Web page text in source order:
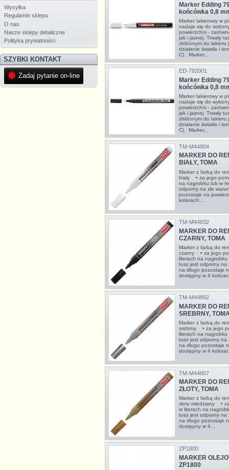
Wysyłka
Regulamin sklepu
O nas
Nasze sklepy detaliczne
Polityka prywatności
SZYBKI KONTAKT
Zadaj pytanie on-line
Marker Edding
końcówka 0,8
Marker lakierowy w
nadaje się do
powierzchni -
jak i jasnej. Trwały
zbliżonym do lakieru
działanie światła i
C). Marker...
ED-792001
Marker Edding
końcówka 0,8
Marker lakierowy w
nadaje się do
powierzchni -
jak i jasnej. Trwały
zbliżonym do lakieru
działanie światła i
C). Marker...
TM-M44804
MARKER DO
BIAŁY, TOMA
Marker z farbą do
biały • za jego
na nagrobku lub w
odporny na złe
pozostaje na
kolorach:...
TM-M44832
MARKER DO
CZARNY, TOMA
Marker z farbą do
czarny • za jego
literach na
tusz jest odporny na
na długo pozostaje
dostępny w 4
TM-M44892
MARKER DO
SREBRNY,
Marker z farbą do
srebrny • za jego
literach na
tusz jest odporny na
na długo pozostaje
dostępny w 4
TM-M44807
MARKER DO
ZŁOTY, TOMA
Marker z farbą do
złoty miedziany •
w literach na
tusz jest odporny na
na długo pozostaje
dostępny w 4...
ZP1800
MARKER
ZP1800